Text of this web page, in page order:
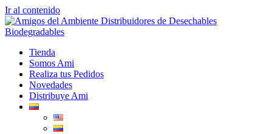
Ir al contenido
Tienda
Somos Ami
Realiza tus Pedidos
Novedades
Distribuye Ami